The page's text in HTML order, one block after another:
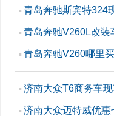
▪ 青岛奔驰斯宾特324
▪ 青岛奔驰V260L改装
▪ 青岛奔驰V260哪里
▪ 济南大众T6商务车
▪ 济南大众迈特威优